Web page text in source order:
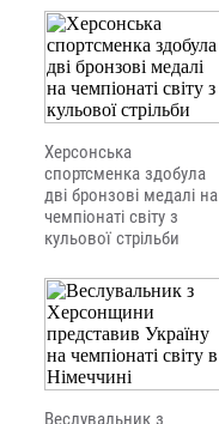
Херсонська
спортсменка здобула
дві бронзові медалі на
чемпіонаті світу з
кульової стрільби
Веслувальник з